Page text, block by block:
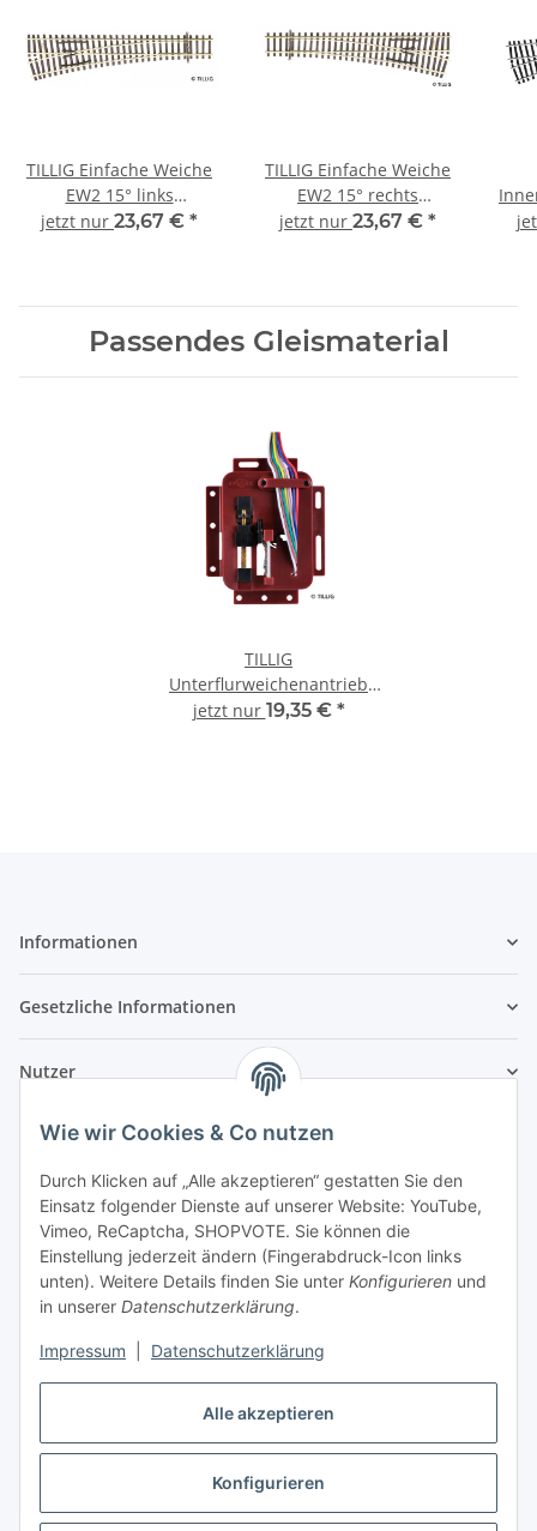
Alle akzeptieren
Konfigurieren
Wie wir Cookies & Co nutzen
Durch Klicken auf „Alle akzeptieren“ gestatten Sie den
Einsatz folgender Dienste auf unserer Website: YouTube,
Vimeo, ReCaptcha, SHOPVOTE. Sie können die
Einstellung jederzeit ändern (Fingerabdruck-Icon links
unten). Weitere Details finden Sie unter Konfigurieren und
in unserer Datenschutzerklärung.
Impressum Datenschutzerklärung
TILLIG Einfache Weiche
EW2 15° links
Modellgleis 83332 Spur
jetzt nur 23,67 € *
TILLIG Einfache Weiche
EW2 15° rechts
Modellgleis 83331 Spur
jetzt nur 23,67 € *
Passendes Gleismaterial
TILLIG
Unterflurweichenantrieb
86112 Spur TT H0
jetzt nur 19,35 € *
Informationen
Gesetzliche Informationen
Nutzer